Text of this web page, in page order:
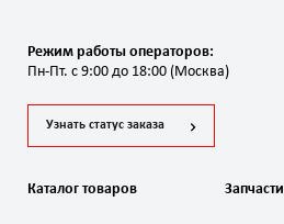
Режим работы операторов:
Пн-Пт. с 9:00 до 18:00 (Москва)
Узнать статус заказа
Каталог товаров Запчасти